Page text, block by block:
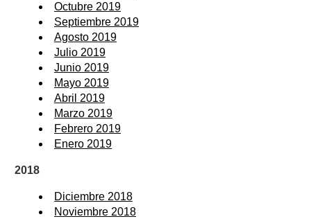
Octubre 2019
Septiembre 2019
Agosto 2019
Julio 2019
Junio 2019
Mayo 2019
Abril 2019
Marzo 2019
Febrero 2019
Enero 2019
2018
Diciembre 2018
Noviembre 2018